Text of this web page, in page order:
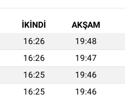
İKINDI AKŞAM
16:26 19:48
16:26 19:47
16:25 19:46
16:25 19:46